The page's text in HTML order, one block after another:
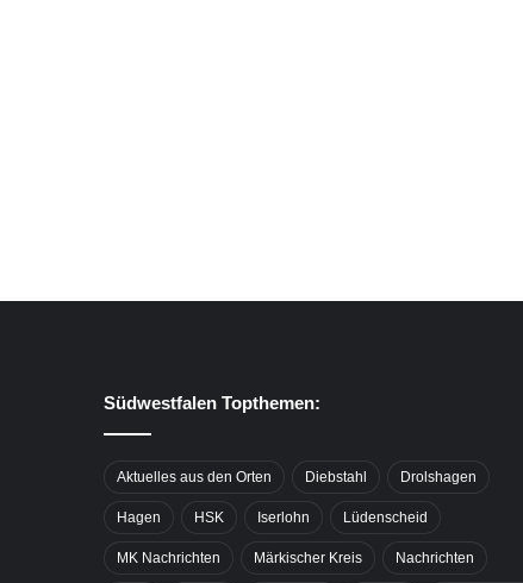
Südwestfalen Topthemen:
Aktuelles aus den Orten Diebstahl Drolshagen
Hagen HSK Iserlohn Lüdenscheid
MK Nachrichten Märkischer Kreis Nachrichten